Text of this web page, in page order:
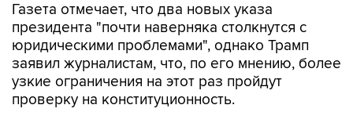
Газета отмечает, что два новых указа
президента "почти наверняка столкнутся с
юридическими проблемами", однако Трамп
заявил журналистам, что, по его мнению, более
узкие ограничения на этот раз пройдут
проверку на конституционность.